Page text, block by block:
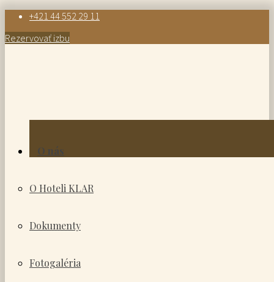
+421 44 552 29 11
Rezervovať izbu
O nás
O Hoteli KLAR
Dokumenty
Fotogaléria